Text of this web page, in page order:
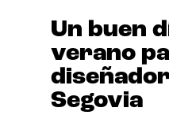
Un buen
verano
Segovia